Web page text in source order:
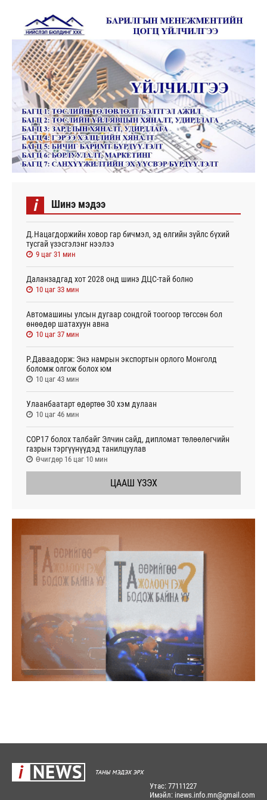
i Шинэ мэдээ
Д.Нацагдоржийн ховор гар бичмэл, эд өлгийн зүйлс бүхий
тусгай үзэсгэлэнг нээлээ
9 цаг 31 мин
Даланзадгад хот 2028 онд шинэ ДЦС-тай болно
10 цаг 33 мин
Автомашины улсын дугаар сондгой тоогоор төгссөн бол
өнөөдөр шатахуун авна
10 цаг 37 мин
Р.Даваадорж: Энэ намрын экспортын орлого Монголд
боломж олгож болох юм
10 цаг 43 мин
Улаанбаатарт өдөртөө 30 хэм дулаан
10 цаг 46 мин
СОР17 болох талбайг Элчин сайд, дипломат төлөөлөгчийн
газрын тэргүүнүүдэд танилцуулав
Өчигдөр 16 цаг 10 мин
ЦААШ ҮЗЭХ
Утас: 77111227
Имэйл: inews.info.mn@gmail.com